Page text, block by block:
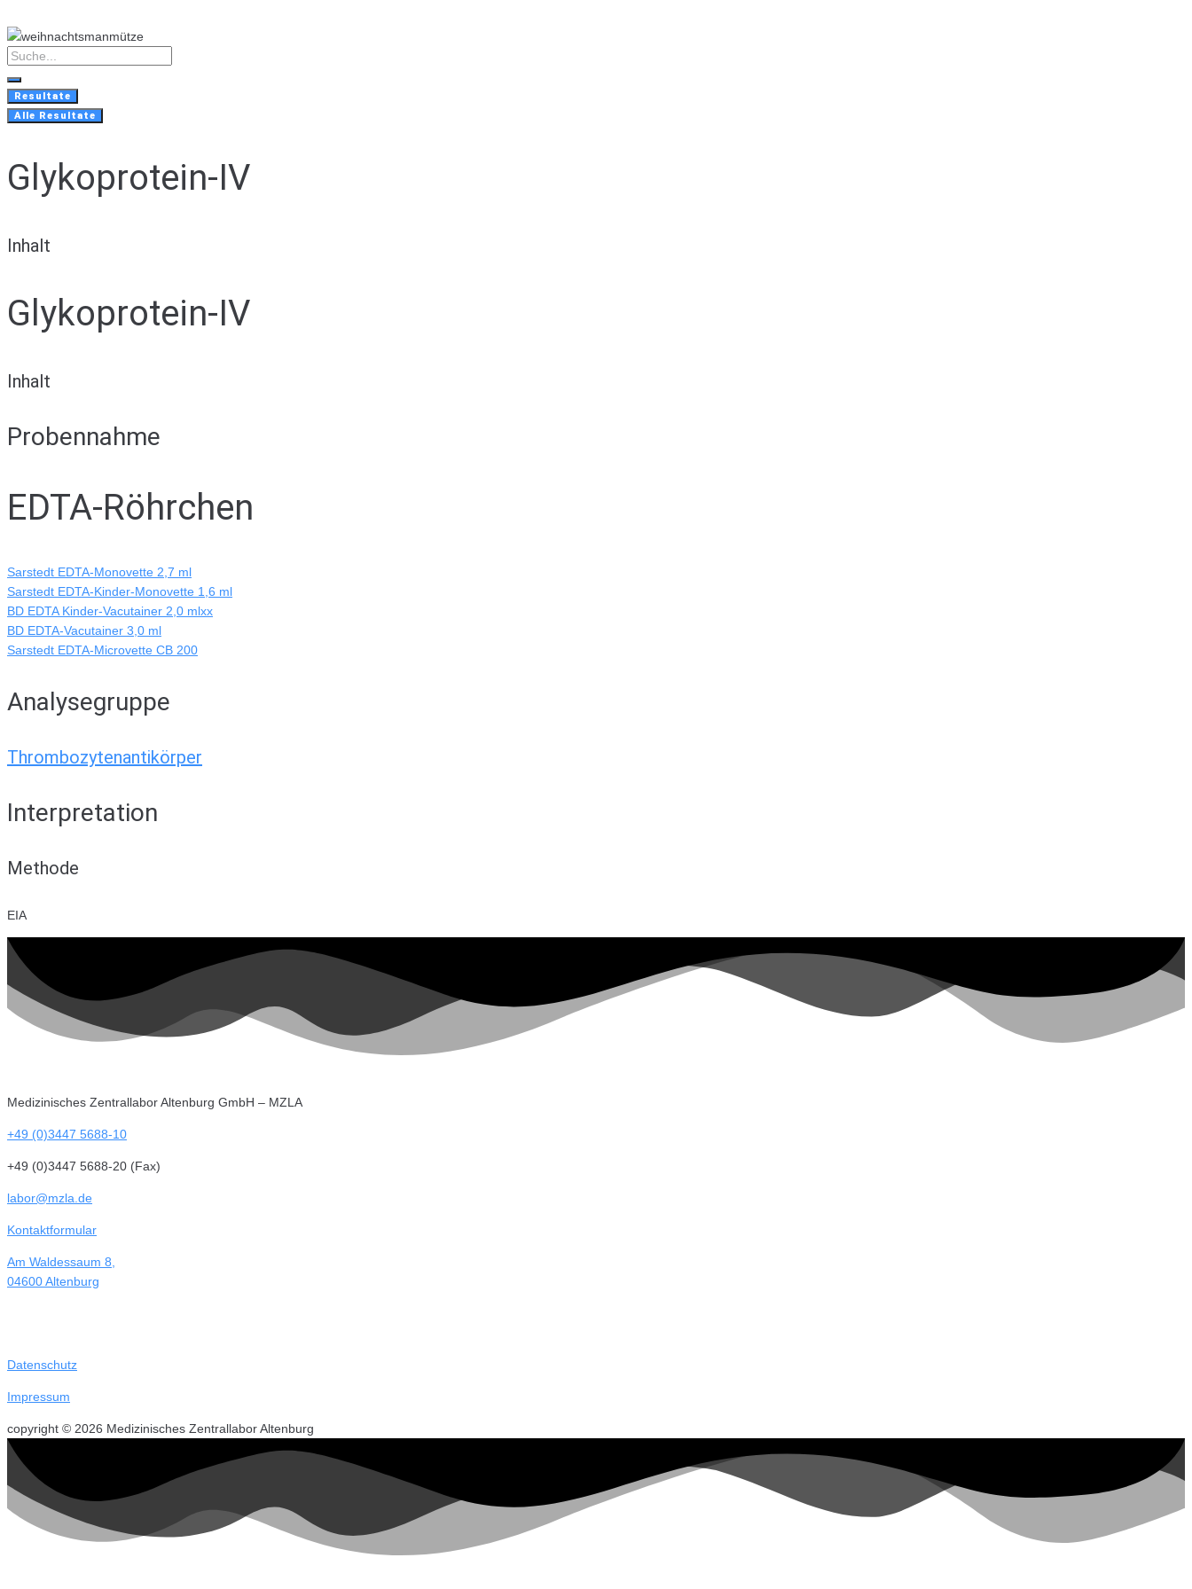
to
content
Search
...
Resultate
Alle Resultate
Glykoprotein-IV
Inhalt
Glykoprotein-IV
Inhalt
Probennahme
EDTA-Röhrchen
Sarstedt EDTA-Monovette 2,7 ml
Sarstedt EDTA-Kinder-Monovette 1,6 ml
BD EDTA Kinder-Vacutainer 2,0 mlxx
BD EDTA-Vacutainer 3,0 ml
Sarstedt EDTA-Microvette CB 200
Analysegruppe
Thrombozytenantikörper
Interpretation
Methode
EIA
Medizinisches Zentrallabor Altenburg GmbH – MZLA
+49 (0)3447 5688-10
+49 (0)3447 5688-20 (Fax)
labor@mzla.de
Kontaktformular
Am Waldessaum 8,
04600 Altenburg
Datenschutz
Impressum
copyright © 2026 Medizinisches Zentrallabor Altenburg